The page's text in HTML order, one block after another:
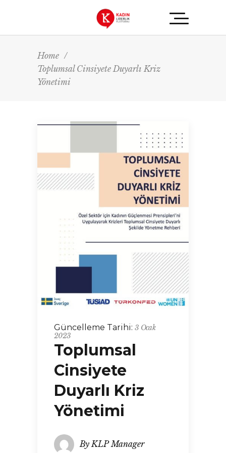
Home /
Toplumsal Cinsiyete Duyarlı Kriz
Yönetimi
Güncelleme Tarihi: 3 Ocak
2023
Toplumsal
Cinsiyete
Duyarlı Kriz
Yönetimi
By KLP Manager